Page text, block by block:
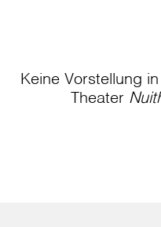
Keine Vorstellung
Theater